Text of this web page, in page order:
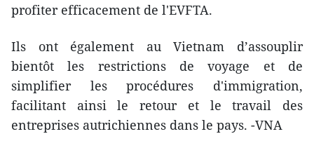
profiter efficacement de l'EVFTA.
Ils ont également au Vietnam d’assouplir
bientôt les restrictions de voyage et de
simplifier les procédures d'immigration,
facilitant ainsi le retour et le travail des
entreprises autrichiennes dans le pays. -VNA